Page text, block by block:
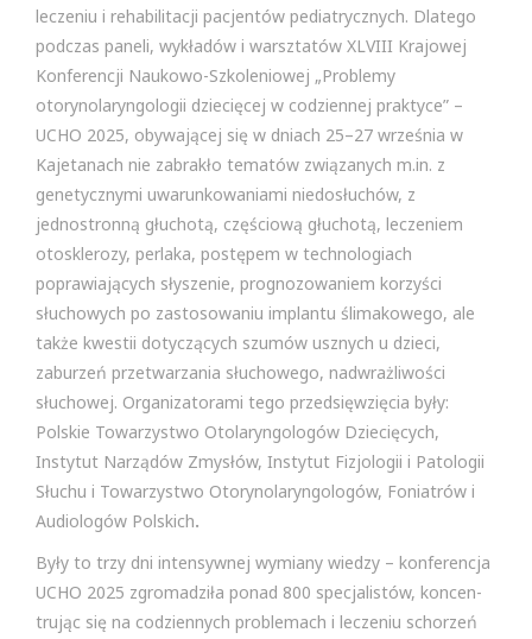
leczeniu i rehabilitacji pacjentów pediatrycznych. Dlatego
podczas paneli, wykładów i warsztatów XLVIII Krajowej
Konferencji Naukowo-Szkoleniowej „Problemy
otorynolaryngologii dziecięcej w codziennej praktyce” –
UCHO 2025, obywającej się w dniach 25–27 września w
Kajetanach nie zabrakło tematów związanych m.in. z
genetycznymi uwarunkowaniami niedosłuchów, z
jednostronną głuchotą, częściową głuchotą, leczeniem
otosklerozy, perlaka, postępem w technologiach
poprawiających słyszenie, prognozowaniem korzyści
słuchowych po zastosowaniu implantu ślimakowego, ale
także kwestii dotyczących szumów usznych u dzieci,
zaburzeń przetwarzania słuchowego, nadwrażliwości
słuchowej. Organizatorami tego przedsięwzięcia były:
Polskie Towarzystwo Otolaryngologów Dziecięcych,
Instytut Narządów Zmysłów, Instytut Fizjologii i Patologii
Słuchu i Towarzystwo Otorynolaryngologów, Foniatrów i
Audiologów Polskich.
Były to trzy dni intensywnej wymiany wiedzy – konferencja
UCHO 2025 zgromadziła ponad 800 specjalistów, koncen-
trując się na codziennych problemach i leczeniu schorzeń